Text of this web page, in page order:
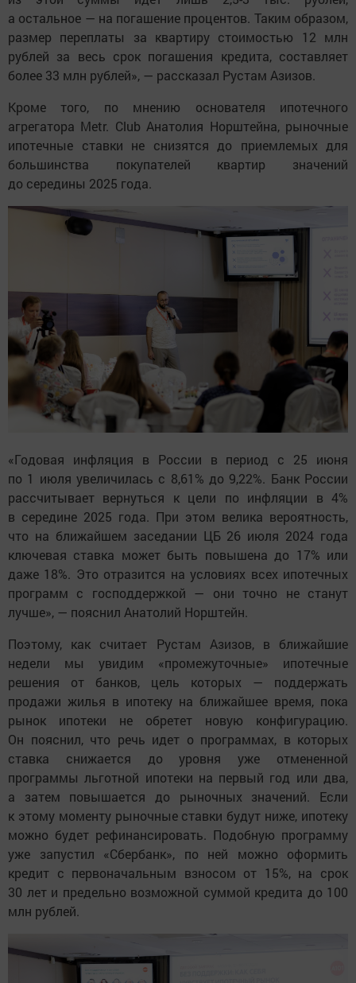
а остальное — на погашение процентов. Таким образом,
размер переплаты за квартиру стоимостью 12 млн
рублей за весь срок погашения кредита, составляет
более 33 млн рублей», — рассказал Рустам Азизов.
Кроме того, по мнению основателя ипотечного
агрегатора Metr. Club Анатолия Норштейна, рыночные
ипотечные ставки не снизятся до приемлемых для
большинства покупателей квартир значений
до середины 2025 года.
«Годовая инфляция в России в период с 25 июня
по 1 июля увеличилась с 8,61% до 9,22%. Банк России
рассчитывает вернуться к цели по инфляции в 4%
в середине 2025 года. При этом велика вероятность,
что на ближайшем заседании ЦБ 26 июля 2024 года
ключевая ставка может быть повышена до 17% или
даже 18%. Это отразится на условиях всех ипотечных
программ с господдержкой — они точно не станут
лучше», — пояснил Анатолий Норштейн.
Поэтому, как считает Рустам Азизов, в ближайшие
недели мы увидим «промежуточные» ипотечные
решения от банков, цель которых — поддержать
продажи жилья в ипотеку на ближайшее время, пока
рынок ипотеки не обретет новую конфигурацию.
Он пояснил, что речь идет о программах, в которых
ставка снижается до уровня уже отмененной
программы льготной ипотеки на первый год или два,
а затем повышается до рыночных значений. Если
к этому моменту рыночные ставки будут ниже, ипотеку
можно будет рефинансировать. Подобную программу
уже запустил «Сбербанк», по ней можно оформить
кредит с первоначальным взносом от 15%, на срок
30 лет и предельно возможной суммой кредита до 100
млн рублей.